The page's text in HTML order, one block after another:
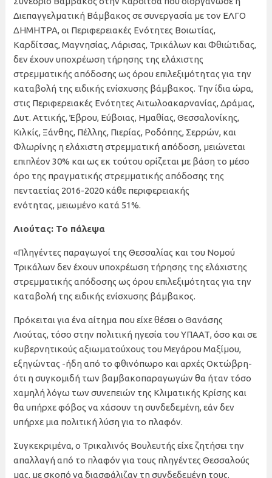
Διεπαγγελματική Βάμβακος σε συνεργασία με τον ΕΛΓΟ
ΔΗΜΗΤΡΑ, οι Περιφερειακές Ενότητες Βοιωτίας,
Καρδίτσας, Μαγνησίας, Λάρισας, Τρικάλων και Φθιώτιδας,
δεν έχουν υποχρέωση τήρησης της ελάχιστης
στρεμματικής απόδοσης ως όρου επιλεξιμότητας για την
καταβολή της ειδικής ενίσχυσης βάμβακος. Την ίδια ώρα,
στις Περιφερειακές Ενότητες Αιτωλοακαρνανίας, Δράμας,
Δυτ. Αττικής, Έβρου, Εύβοιας, Ημαθίας, Θεσσαλονίκης,
Κιλκίς, Ξάνθης, Πέλλης, Πιερίας, Ροδόπης, Σερρών, και
Φλωρίνης η ελάχιστη στρεμματική απόδοση, μειώνεται
επιπλέον 30% και ως εκ τούτου ορίζεται με βάση το μέσο
όρο της πραγματικής στρεμματικής απόδοσης της
πενταετίας 2016-2020 κάθε περιφερειακής
ενότητας, μειωμένο κατά 51%.
Λιούτας: Το πάλεψα
«Πληγέντες παραγωγοί της Θεσσαλίας και του Νομού
Τρικάλων δεν έχουν υποχρέωση τήρησης της ελάχιστης
στρεμματικής απόδοσης ως όρου επιλεξιμότητας για την
καταβολή της ειδικής ενίσχυσης βάμβακος.
Πρόκειται για ένα αίτημα που είχε θέσει ο Θανάσης
Λιούτας, τόσο στην πολιτική ηγεσία του ΥΠΑΑΤ, όσο και σε
κυβερνητικούς αξιωματούχους του Μεγάρου Μαξίμου,
εξηγώντας -ήδη από το φθινόπωρο και αρχές Οκτώβρη-
ότι η συγκομιδή των βαμβακοπαραγωγών θα ήταν τόσο
χαμηλή λόγω των συνεπειών της Κλιματικής Κρίσης και
θα υπήρχε φόβος να χάσουν τη συνδεδεμένη, εάν δεν
υπήρχε μια πολιτική λύση για το πλαφόν.
Συγκεκριμένα, ο Τρικαλινός Βουλευτής είχε ζητήσει την
απαλλαγή από το πλαφόν για τους πληγέντες Θεσσαλούς
μας, με σκοπό να διασφάλιζαν τη συνδεδεμένη τους.